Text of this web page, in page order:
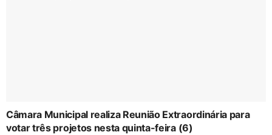
Câmara Municipal realiza Reunião Extraordinária para
votar três projetos nesta quinta-feira (6)